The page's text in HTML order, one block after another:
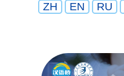
ZH EN RU